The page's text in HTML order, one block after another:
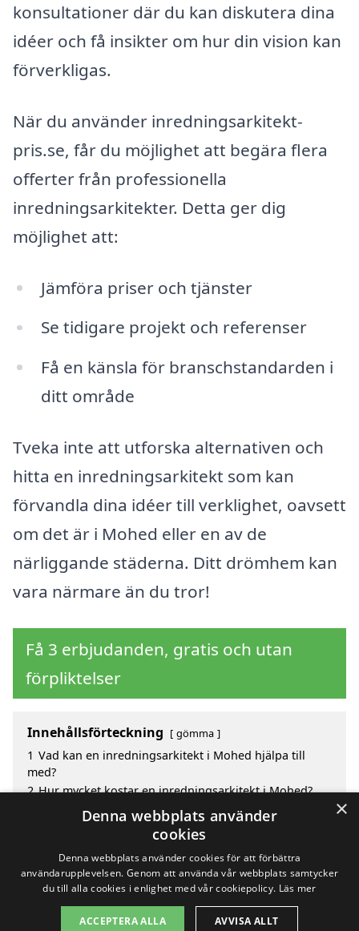
konsultationer där du kan diskutera dina
idéer och få insikter om hur din vision kan
förverkligas.
När du använder inredningsarkitekt-
pris.se, får du möjlighet att begära flera
offerter från professionella
inredningsarkitekter. Detta ger dig
möjlighet att:
Jämföra priser och tjänster
Se tidigare projekt och referenser
Få en känsla för branschstandarden i
ditt område
Tveka inte att utforska alternativen och
hitta en inredningsarkitekt som kan
förvandla dina idéer till verklighet, oavsett
om det är i Mohed eller en av de
närliggande städerna. Ditt drömhem kan
vara närmare än du tror!
Få 3 erbjudanden, gratis och utan
förpliktelser
Innehållsförteckning gömma
1 Vad kan en inredningsarkitekt i Mohed hjälpa till
med?
2 Hur mycket kostar en inredningsarkitekt i Mohed?
Fördelar med att välja inredningsarkitekt i Mohed
Sök efter en skicklig inredningsarkitekt i de
omgivande städerna Mohed
Copyright 2026 - Pilanto Aps
×
Denna webbplats använder
cookies
Denna webbplats använder cookies för att förbättra
användarupplevelsen. Genom att använda vår webbplats samtycker
du till alla cookies i enlighet med vår cookiepolicy. Läs mer
ACCEPTERA ALLA AVVISA ALLT